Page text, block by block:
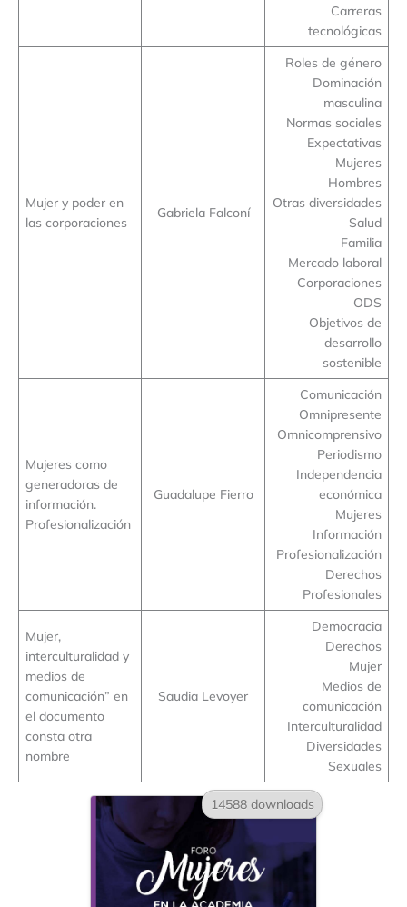
Carreras
tecnológicas
Mujer y poder en
las corporaciones
Gabriela Falconí
Roles de género
Dominación
masculina
Normas sociales
Expectativas
Mujeres
Hombres
Otras diversidades
Salud
Familia
Mercado laboral
Corporaciones
ODS
Objetivos de
desarrollo
sostenible
Mujeres como
generadoras de
información.
Profesionalización
Guadalupe Fierro
Comunicación
Omnipresente
Omnicomprensivo
Periodismo
Independencia
económica
Mujeres
Información
Profesionalización
Derechos
Profesionales
Mujer,
interculturalidad y
medios de
comunicación” en
el documento
consta otra
nombre
Saudia Levoyer
Democracia
Derechos
Mujer
Medios de
comunicación
Interculturalidad
Diversidades
Sexuales
14588 downloads